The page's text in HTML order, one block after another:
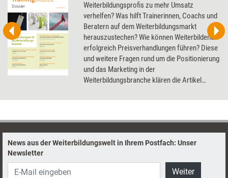
Weiterbildungsprofis zu mehr Umsatz
verhelfen? Was hilft Trainerinnen, Coachs und
Beratern auf dem Weiterbildungsmarkt
herauszustechen? Wie können Weiterbildende
erfolgreich Preisverhandlungen führen? Diese
und weitere Fragen rund um die Positionierung
und das Marketing in der
Weiterbildungsbranche klären die Artikel
News aus der Weiterbildungswelt in Ihrem Postfach: Unser
Newsletter
Weiter